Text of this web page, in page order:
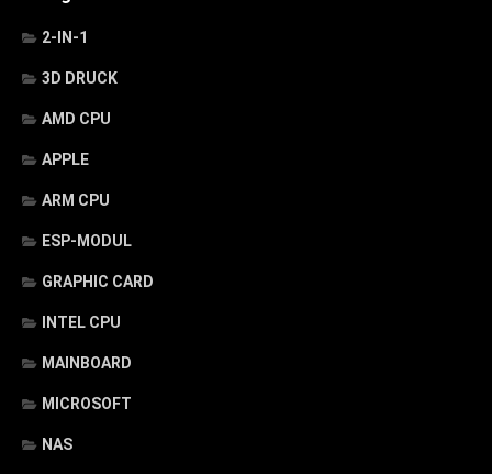
2-IN-1
3D DRUCK
AMD CPU
APPLE
ARM CPU
ESP-MODUL
GRAPHIC CARD
INTEL CPU
MAINBOARD
MICROSOFT
NAS